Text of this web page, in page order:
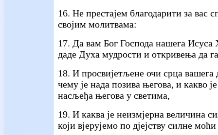
16. Не престајем благодарити за вас
својим молитвама:
17. Да вам Бог Господа нашега Исуса
даде Духа мудрости и откривења да
18. И просвијетљене очи срца вашега
чему је нада позива његова, и какво
насљеђа његова у светима,
19. И каква је неизмјерна величина
који вјерујемо по дјејству силне